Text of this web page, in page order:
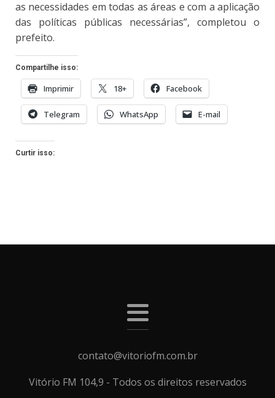
as necessidades em todas as áreas e com a aplicação
das políticas públicas necessárias”, completou o
prefeito.
Compartilhe isso:
Imprimir 18+ Facebook
Telegram WhatsApp E-mail
Curtir isso:
contato@vitoriofm.com.br
Vitório FM 104,9 - Todos os direitos reservados